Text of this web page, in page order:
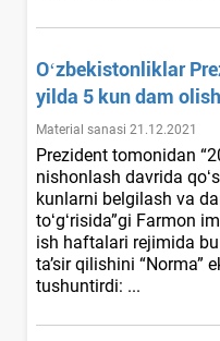
Oʻzbekistonliklar
yilda 5 kun dam
Material sanasi 21.12.2021
Prezident tomonidan
nishonlash davrida
kunlarni belgilash va
toʻgʻrisida”gi Farmon
ish haftalari rejimida
ta’sir qilishini “Norma”
tushuntirdi: ...